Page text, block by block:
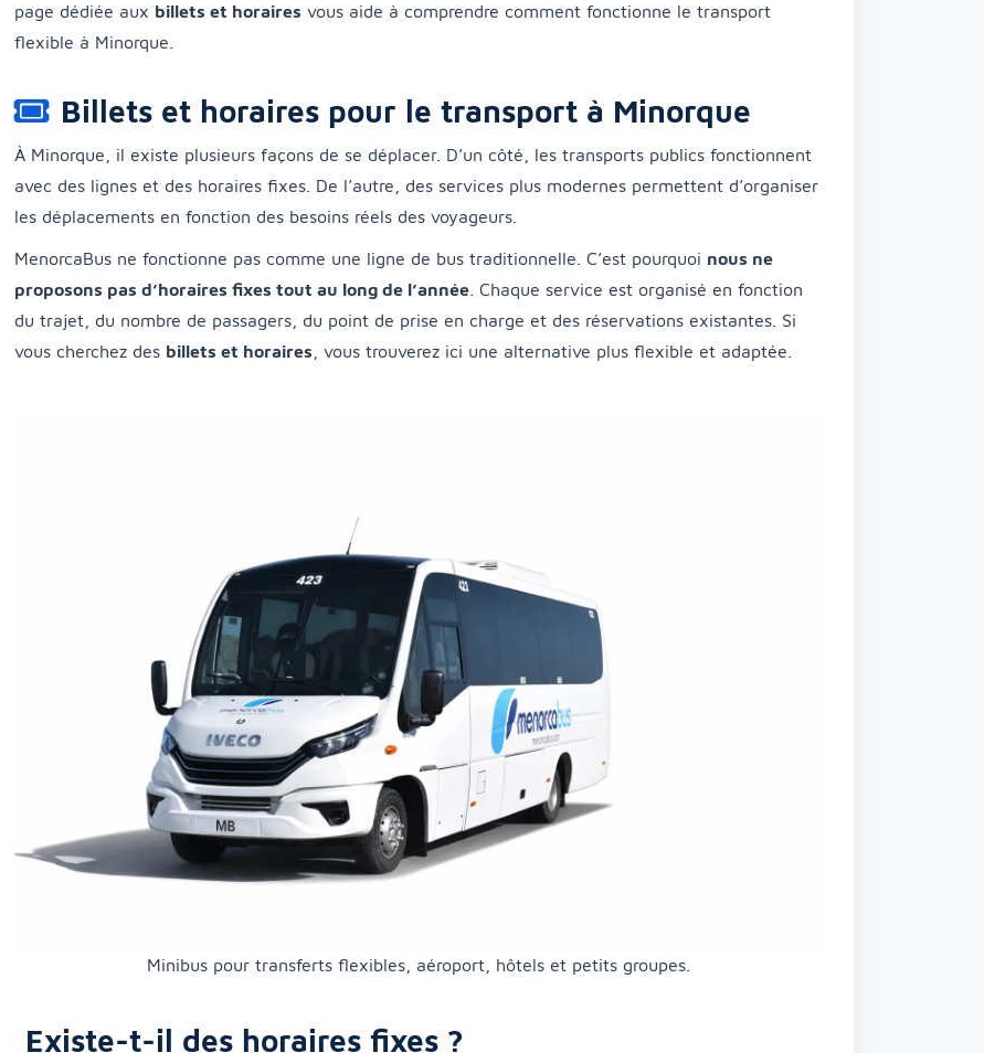
page dédiée aux billets et horaires vous aide à comprendre comment fonctionne le transport
flexible à Minorque.
Billets et horaires pour le transport à Minorque
À Minorque, il existe plusieurs façons de se déplacer. D’un côté, les transports publics fonctionnent
avec des lignes et des horaires fixes. De l’autre, des services plus modernes permettent d’organiser
les déplacements en fonction des besoins réels des voyageurs.
MenorcaBus ne fonctionne pas comme une ligne de bus traditionnelle. C’est pourquoi nous ne
proposons pas d’horaires fixes tout au long de l’année . Chaque service est organisé en fonction
du trajet, du nombre de passagers, du point de prise en charge et des réservations existantes. Si
vous cherchez des billets et horaires , vous trouverez ici une alternative plus flexible et adaptée.
Minibus pour transferts flexibles, aéroport, hôtels et petits groupes.
Existe-t-il des horaires fixes ?